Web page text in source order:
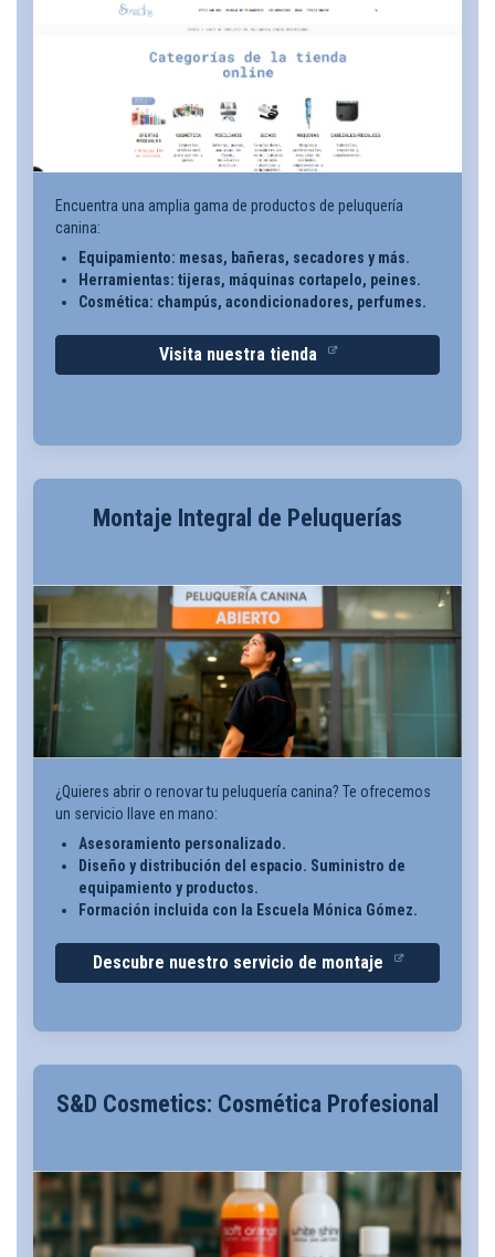
Encuentra una amplia gama de productos de peluquería
canina:
Equipamiento: mesas, bañeras, secadores y más.
Herramientas: tijeras, máquinas cortapelo, peines.
Cosmética: champús, acondicionadores, perfumes.
Visita nuestra tienda
Montaje Integral de Peluquerías
¿Quieres abrir o renovar tu peluquería canina? Te ofrecemos
un servicio llave en mano:
Asesoramiento personalizado.
Diseño y distribución del espacio. Suministro de
equipamiento y productos.
Formación incluida con la Escuela Mónica Gómez.
Descubre nuestro servicio de montaje
S&D Cosmetics: Cosmética Profesional